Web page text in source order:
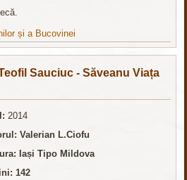
și a Bucovinei
Sauciuc - Săveanu Viața
2014
Valerian L.Ciofu
Iași Tipo Mildova
142